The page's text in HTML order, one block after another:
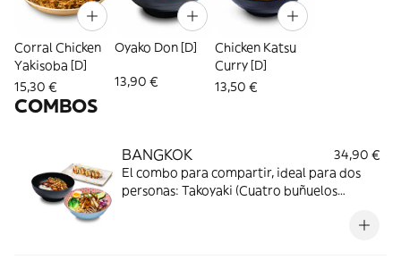
Corral Chicken
Yakisoba [D]
15,30 €
Oyako Don [D]
13,90 €
Chicken Katsu
Curry [D]
13,50 €
COMBOS
BANGKOK
34,90 €
El combo para compartir, ideal para dos
personas: Takoyaki (Cuatro buñuelos